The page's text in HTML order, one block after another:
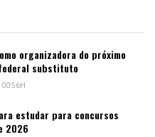
organizadora do próximo
substituto
00:56H
estudar para concursos
2026